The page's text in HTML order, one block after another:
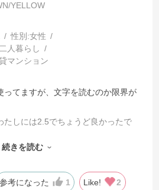
YELLOW
性別:女性
人暮らし
マンション
ってますが、文字を読むのか限界が
たしには2.5でちょうど良かったで
な読書もこれで見やすくなりまし
ど、鏡でこのメガネをかけた自分の
続きを読む
参考になった 1 Like! 2